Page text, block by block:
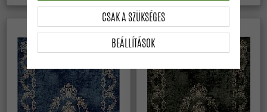
BEÁLLÍTÁSOK
CSAK A SZÜKSÉGES